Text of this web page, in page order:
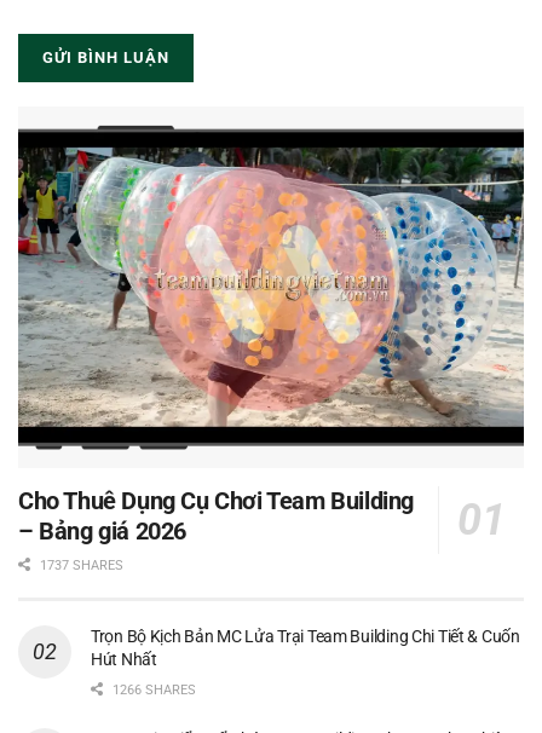
Cho Thuê Dụng Cụ Chơi Team Building
– Bảng giá 2026
1737 SHARES
Trọn Bộ Kịch Bản MC Lửa Trại Team Building Chi Tiết & Cuốn
Hút Nhất
1266 SHARES